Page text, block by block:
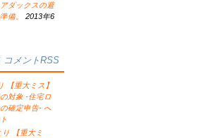
ダックスの避
備。
2013年6
コメントRSS
【重大ミス】
対象 -住宅ロ
確定申告- へ
り 【重大ミ